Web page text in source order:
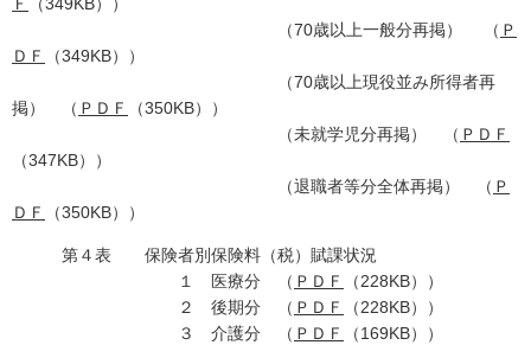
Ｆ
（349KB））
（70歳以上一般分再掲） （ Ｐ
ＤＦ
（349KB））
（70歳以上現役並み所得者再
掲） （ ＰＤＦ
（350KB））
（未就学児分再掲） （ ＰＤＦ
（347KB））
（退職者等分全体再掲） （ Ｐ
ＤＦ
（350KB））
第４表 保険者別保険料（税）賦課状況
１ 医療分 （ ＰＤＦ
（228KB））
２ 後期分 （ ＰＤＦ
（228KB））
３ 介護分 （ ＰＤＦ （169KB））